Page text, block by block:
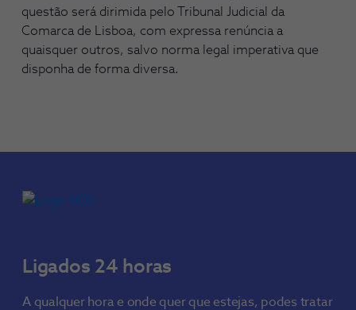
questão será dirimida pelo Tribunal Judicial da
Comarca de Lisboa, com expressa renúncia a
quaisquer outros, salvo norma legal imperativa que
disponha de forma diversa.
Ligados 24 horas
A qualquer hora e onde quer que estejas, podes tratar